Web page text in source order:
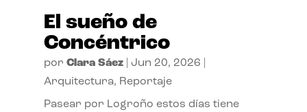
El sueño de
Concéntrico
por Clara Sáez| Jun 20, 2026
Arquitectura, Reportaje
Pasear por Logroño estos días tiene